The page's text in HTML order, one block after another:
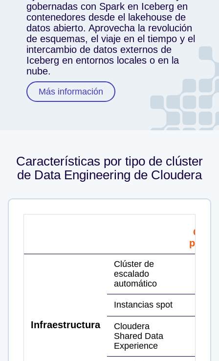
gobernadas con Spark en Iceberg en
contenedores desde el lakehouse de
datos abierto. Aprovecha la revolución
de esquemas, el viaje en el tiempo y el
intercambio de datos externos de
Iceberg en entornos locales o en la
nube.
Más información
Características por tipo de clúster
de Data Engineering de Cloudera
Infraestructura
Clúster de
escalado
automático
Instancias spot
Cloudera
Shared Data
Experience